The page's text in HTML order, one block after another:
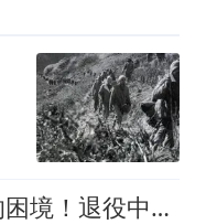
印度认为自己找到中国的困境！退役中将喊话美国：该出手时就出手